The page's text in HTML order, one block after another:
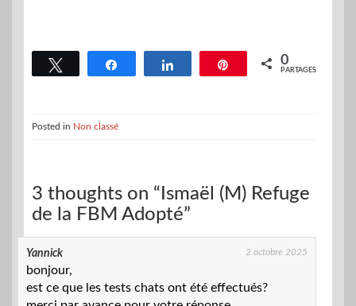
Tweetez Partagez Partagez Épingle 0
PARTAGES
Posted in Non classé
3 thoughts on “Ismaël (M) Refuge
de la FBM Adopté”
Yannick 2 octobre 2025
bonjour,
est ce que les tests chats ont été effectués?